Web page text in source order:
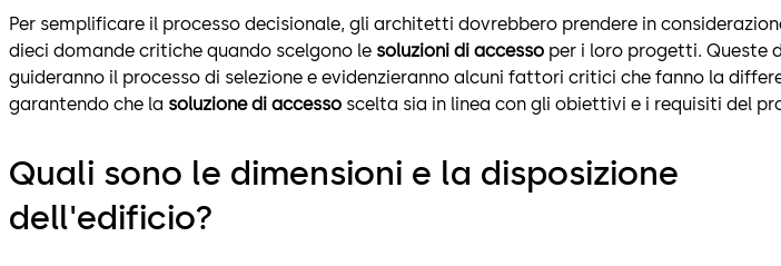
Per semplificare il processo decisionale, gli architetti dovrebbero prendere in
dieci domande critiche quando scelgono le soluzioni di accesso per i loro progetti. Queste
guideranno il processo di selezione e evidenzieranno alcuni fattori critici che fanno la
garantendo che la soluzione di accesso scelta sia in linea con gli obiettivi e i requisiti del
Quali sono le dimensioni e la disposizione
dell'edificio?